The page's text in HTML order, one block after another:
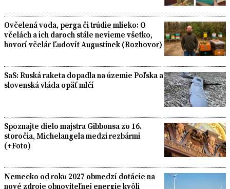
Ovčelená voda, perga či trúdie mlieko: O
včelách a ich daroch stále nevieme všetko,
hovorí včelár Ľudovít Augustinek (Rozhovor)
SaS: Ruská raketa dopadla na územie Poľska a
slovenská vláda opäť mlčí
Spoznajte dielo majstra Gibbonsa zo 16.
storočia, Michelangela medzi rezbármi
(+Foto)
Nemecko od roku 2027 obmedzí dotácie na
nové zdroje obnoviteľnej energie kvôli